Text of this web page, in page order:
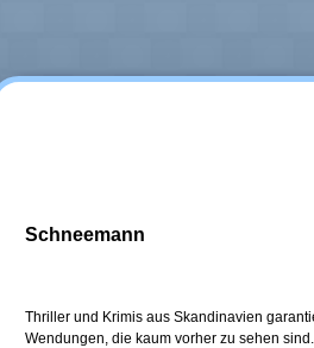
Schneemann
Thriller und Krimis aus Skandinavien
Wendungen, die kaum vorher zu sehen